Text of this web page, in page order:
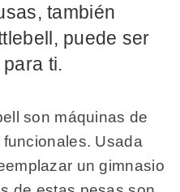
también
puede ser
ti.
son máquinas de
Usada
un gimnasio